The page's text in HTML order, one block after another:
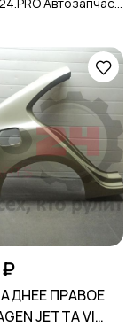
ПРАВОЕ
JETTA VI